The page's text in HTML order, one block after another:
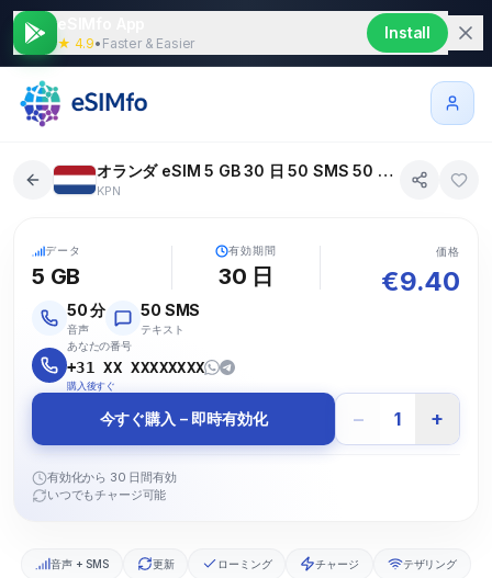
★ 4.9• Faster & Easier
Install
オランダ eSIM 5 GB 30 日 50 SMS 50 通話
KPN
データ
5 GB
有効期間
30 日
価格
€9.40
50 分
音声
50 SMS
テキスト
あなたの番号
+31 XX XXXXXXXX
購入後すぐ
今すぐ購入 – 即時有効化 − 1 +
有効化から 30 日間有効
いつでもチャージ可能
音声 + SMS 更新 ローミング チャージ テザリング